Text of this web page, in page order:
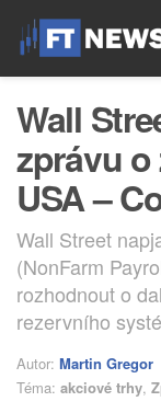
Wall
zprávu
USA –
Wall Street
(NonFarm
rozhodnout o
rezervního
Autor: Martin Gregor
Téma: akciové trhy,